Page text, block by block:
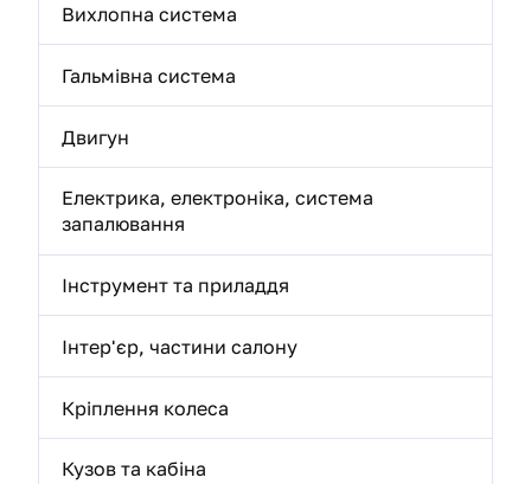
Вихлопна система
Гальмівна система
Двигун
Електрика, електроніка, система
запалювання
Інструмент та приладдя
Інтер'єр, частини салону
Кріплення колеса
Кузов та кабіна